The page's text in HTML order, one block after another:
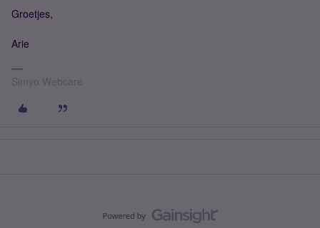
Groetjes,
Arie
Simyo Webcare